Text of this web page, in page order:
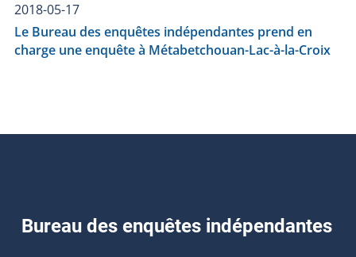
2018-05-17
Le Bureau des enquêtes indépendantes prend en
charge une enquête à Métabetchouan-Lac-à-la-Croix
Bureau des enquêtes indépendantes